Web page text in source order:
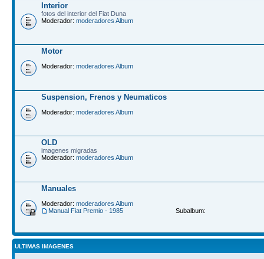
Interior
fotos del interior del Fiat Duna
Moderador: moderadores Album
Motor
Moderador: moderadores Album
Suspension, Frenos y Neumaticos
Moderador: moderadores Album
OLD
imagenes migradas
Moderador: moderadores Album
Manuales
Moderador: moderadores Album
Subalbum:
Manual Fiat Premio - 1985
ULTIMAS IMAGENES